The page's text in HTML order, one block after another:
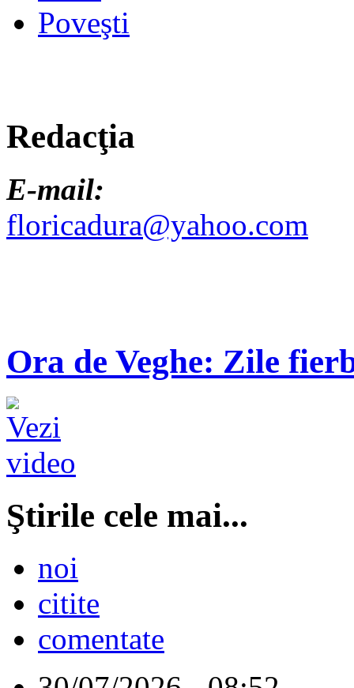
Poveşti
Redacţia
E-mail:
floricadura@yahoo.com
Ora de Veghe: Zile
Ştirile cele mai...
noi
citite
comentate